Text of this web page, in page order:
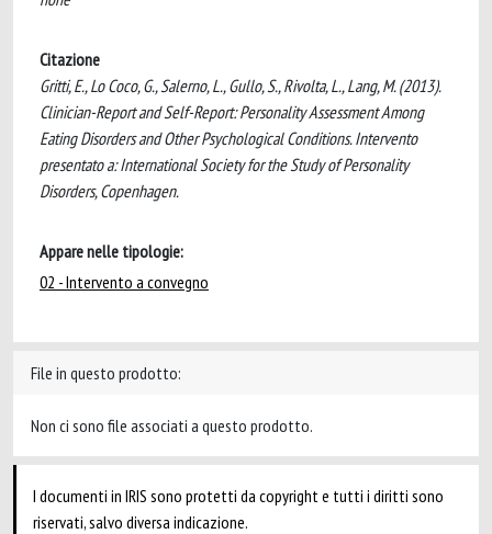
Citazione
Gritti, E., Lo Coco, G., Salerno, L., Gullo, S., Rivolta, L., Lang, M. (2013).
Clinician-Report and Self-Report: Personality Assessment Among
Eating Disorders and Other Psychological Conditions. Intervento
presentato a: International Society for the Study of Personality
Disorders, Copenhagen.
Appare nelle tipologie:
02 - Intervento a convegno
File in questo prodotto:
Non ci sono file associati a questo prodotto.
I documenti in IRIS sono protetti da copyright e tutti i diritti sono
riservati, salvo diversa indicazione.